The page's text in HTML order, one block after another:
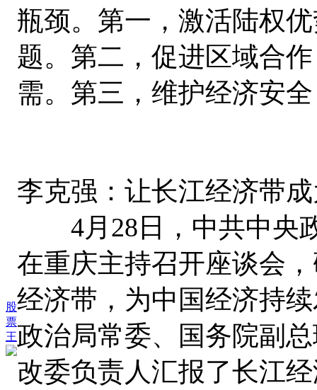
股
票
王
瓶颈。第一，激活陆权
题。第二，促进区域合
需。第三，维护经济安
李克强：让长江经济带
4月28日，中共中央
在重庆主持召开座谈会
经济带，为中国经济持
政治局常委、国务院副
改委负责人汇报了长江